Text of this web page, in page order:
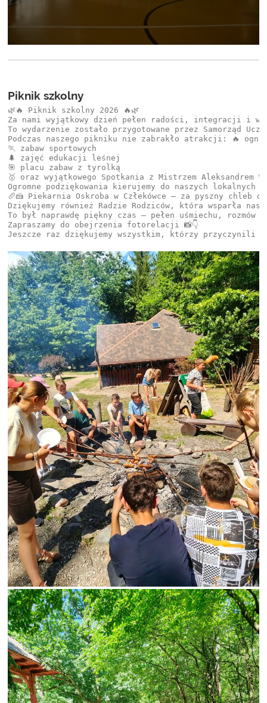
Piknik szkolny
🌿🔥 Piknik szkolny 2026 🔥🌿
Za nami wyjątkowy dzień pełen radości, integracji i
To wydarzenie zostało przygotowane przez Samorząd
Podczas naszego pikniku nie zabrakło atrakcji: 🔥
🏃 zabaw sportowych
🌲 zajęć edukacji leśnej
🎯 placu zabaw z tyrolką
🥇 oraz wyjątkowego Spotkania z Mistrzem Aleksandrem
Ogromne podziękowania kierujemy do naszych
🥖🍰 Piekarnia Oskroba w Człekówce – za pyszny chleb
Dziękujemy również Radzie Rodziców, która wsparła
To był naprawdę piękny czas — pełen uśmiechu,
Zapraszamy do obejrzenia fotorelacji 📸👇